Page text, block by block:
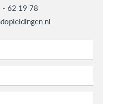
- 62 19 78